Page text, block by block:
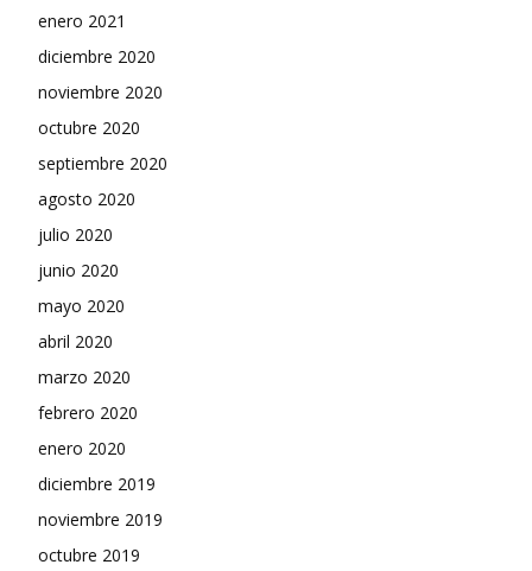
enero 2021
diciembre 2020
noviembre 2020
octubre 2020
septiembre 2020
agosto 2020
julio 2020
junio 2020
mayo 2020
abril 2020
marzo 2020
febrero 2020
enero 2020
diciembre 2019
noviembre 2019
octubre 2019